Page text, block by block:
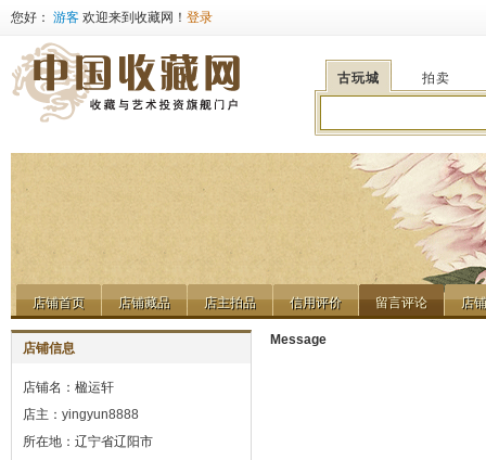
您好： 游客 欢迎来到收藏网！ 登录
古玩城 拍卖
店铺首页
店铺首页 店铺藏品
店铺藏品 店主拍品
店主拍品 信用评价
信用评价 留言评论
留言评论 店
店
店铺信息
店铺名：楹运轩
店主： yingyun8888
所在地：辽宁省辽阳市
Message